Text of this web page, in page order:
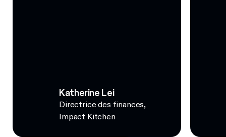
Katherine Lei
Directrice des finances,
Impact Kitchen